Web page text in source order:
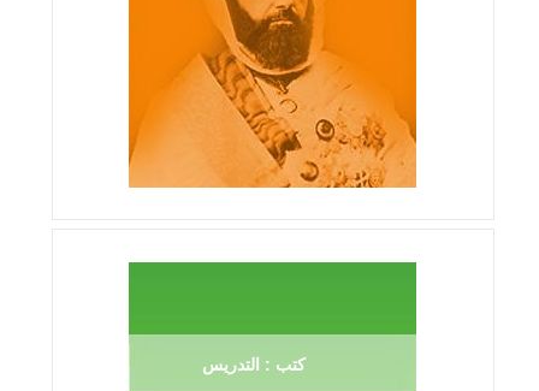
كتب : التدريس